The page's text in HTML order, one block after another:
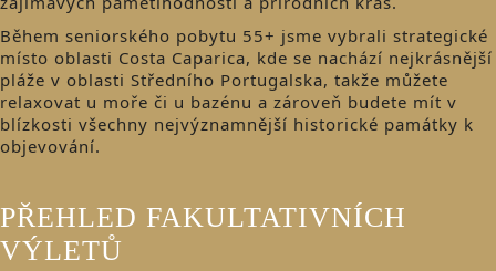
Během seniorského pobytu 55+ jsme vybrali strategické
místo oblasti Costa Caparica, kde se nachází nejkrásnější
pláže v oblasti Středního Portugalska, takže můžete
relaxovat u moře či u bazénu a zároveň budete mít v
blízkosti všechny nejvýznamnější historické památky k
objevování.
PŘEHLED FAKULTATIVNÍCH
VÝLETŮ